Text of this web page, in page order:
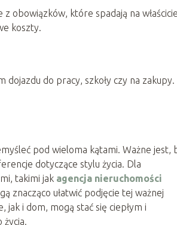
obowiązków, które spadają na
koszty.
dojazdu do pracy, szkoły czy na zakupy.
pod wieloma kątami. Ważne jest,
dotyczące stylu życia. Dla
takimi jak agencja nieruchomości
znacząco ułatwić podjęcie tej ważnej
i dom, mogą stać się ciepłym i
życia.